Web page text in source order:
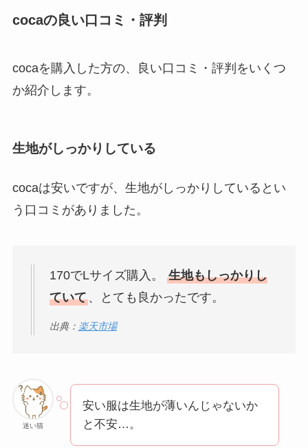
cocaの良い口コミ・評判
cocaを購入した方の、良い口コミ・評判をいくつ
か紹介します。
生地がしっかりしている
cocaは安いですが、生地がしっかりしているとい
う口コミがありました。
170でLサイズ購入。 生地もしっかりし
ていて、とても良かったです。
出典： 楽天市場
迷い猫
安い服は生地が薄いんじゃないか
と不安…。